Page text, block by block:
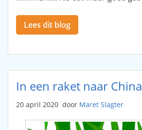
Lees dit blog
In een raket naar China
20 april 2020 door Maret Slagter